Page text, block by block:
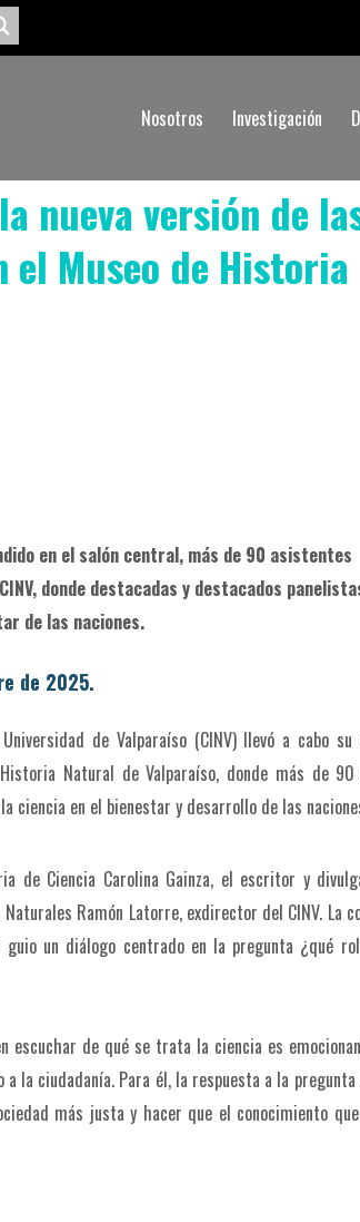
Nosotros Investigación
nueva versión de
el Museo de Historia
en el salón central, más de 90 asistentes
donde destacadas y destacados
de las naciones.
de 2025.
de Valparaíso (CINV) llevó a cabo
Natural de Valparaíso, donde más de
ciencia en el bienestar y desarrollo de las
de Ciencia Carolina Gainza, el escritor y
Ramón Latorre, exdirector del CINV. La
un diálogo centrado en la pregunta ¿qué
de qué se trata la ciencia es
la ciudadanía. Para él, la respuesta a la
más justa y hacer que el conocimiento